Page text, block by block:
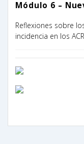
Módulo 6 –
Reflexiones sobre
incidencia en los